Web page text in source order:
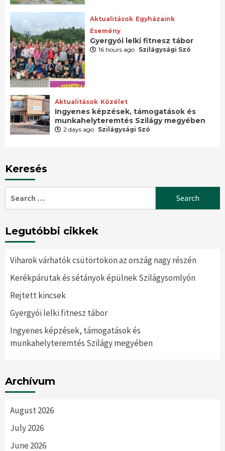
Aktualitások Egyházaink
Esemény
Gyergyói lelki fitnesz tábor
16 hours ago Szilágysági Szó
Aktualitások Közélet
Ingyenes képzések, támogatások és
munkahelyteremtés Szilágy megyében
2 days ago Szilágysági Szó
Keresés
for:
Legutóbbi cikkek
Viharok várhatók csütörtökön az ország nagy részén
Kerékpárutak és sétányok épülnek Szilágysomlyón
Rejtett kincsek
Gyergyói lelki fitnesz tábor
Ingyenes képzések, támogatások és
munkahelyteremtés Szilágy megyében
Archívum
August 2026
July 2026
June 2026